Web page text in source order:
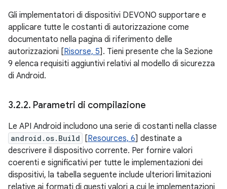
Gli implementatori di dispositivi DEVONO supportare e
applicare tutte le costanti di autorizzazione come
documentato nella pagina di riferimento delle
autorizzazioni [Risorse, 5]. Tieni presente che la Sezione
9 elenca requisiti aggiuntivi relativi al modello di sicurezza
di Android.
3.2.2. Parametri di compilazione
Le API Android includono una serie di costanti nella classe
android.os.Build [Resources, 6] destinate a
descrivere il dispositivo corrente. Per fornire valori
coerenti e significativi per tutte le implementazioni dei
dispositivi, la tabella seguente include ulteriori limitazioni
relative ai formati di questi valori a cui le implementazioni